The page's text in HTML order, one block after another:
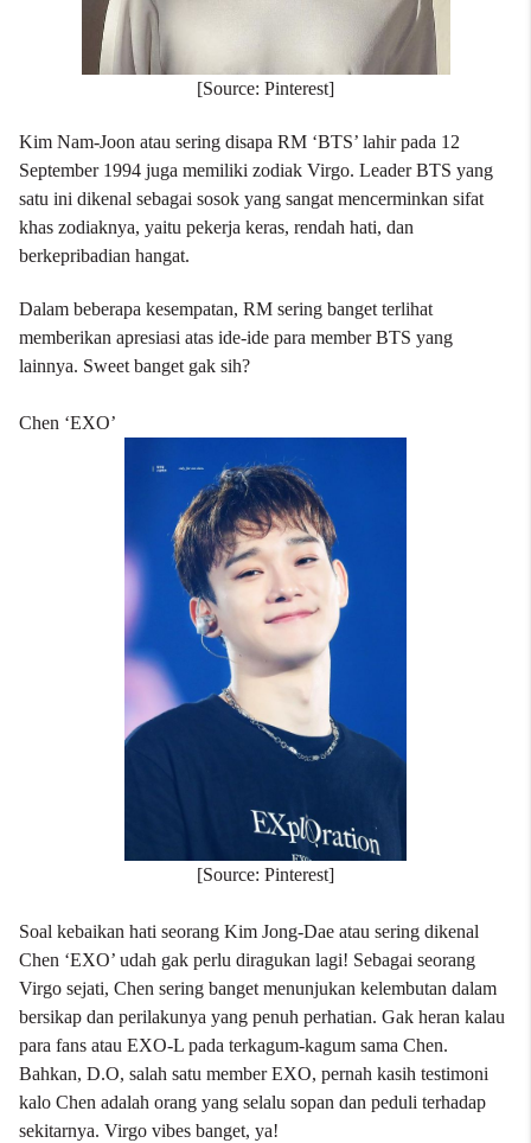
[Source: Pinterest]
Kim Nam-Joon atau sering disapa RM ‘BTS’ lahir pada 12
September 1994 juga memiliki zodiak Virgo. Leader BTS yang
satu ini dikenal sebagai sosok yang sangat mencerminkan sifat
khas zodiaknya, yaitu pekerja keras, rendah hati, dan
berkepribadian hangat.
Dalam beberapa kesempatan, RM sering banget terlihat
memberikan apresiasi atas ide-ide para member BTS yang
lainnya. Sweet banget gak sih?
Chen ‘EXO’
[Source: Pinterest]
Soal kebaikan hati seorang Kim Jong-Dae atau sering dikenal
Chen ‘EXO’ udah gak perlu diragukan lagi! Sebagai seorang
Virgo sejati, Chen sering banget menunjukan kelembutan dalam
bersikap dan perilakunya yang penuh perhatian. Gak heran kalau
para fans atau EXO-L pada terkagum-kagum sama Chen.
Bahkan, D.O, salah satu member EXO, pernah kasih testimoni
kalo Chen adalah orang yang selalu sopan dan peduli terhadap
sekitarnya. Virgo vibes banget, ya!